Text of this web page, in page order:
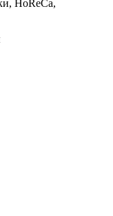
HoReCa,